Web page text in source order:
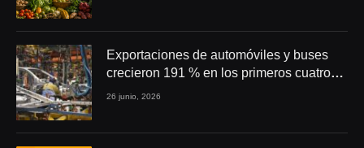
Exportaciones de automóviles y buses
crecieron 191 % en los primeros cuatro
meses de 2026
26 junio, 2026